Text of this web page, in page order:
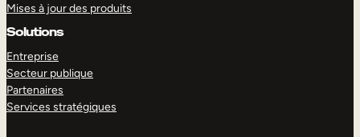
Mises à jour des produits
Solutions
Entreprise
Secteur publique
Partenaires
Services stratégiques